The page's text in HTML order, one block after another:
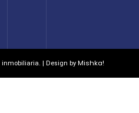
inmobiliaria. | Design by Mishka!